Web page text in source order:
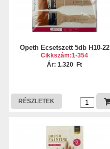
Opeth Ecsetszett 5db H10-22
Cikkszám:1-354
Ár: 1.320 Ft
RÉSZLETEK